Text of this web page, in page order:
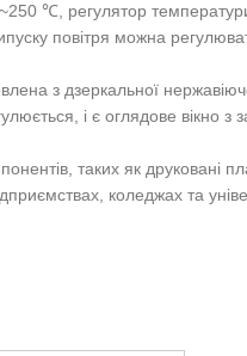
℃, регулятор
повітря можна
​​з дзеркальної
і є оглядове вікно з
таких як
коледжах та